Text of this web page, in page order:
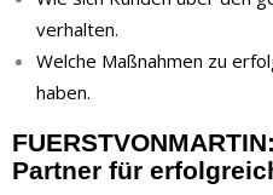
verhalten.
Welche Maßnahmen zu
haben.
Partner für